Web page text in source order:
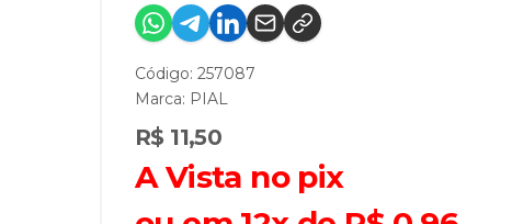
Código: 257087
Marca: PIAL
R$ 11,50
A Vista no pix